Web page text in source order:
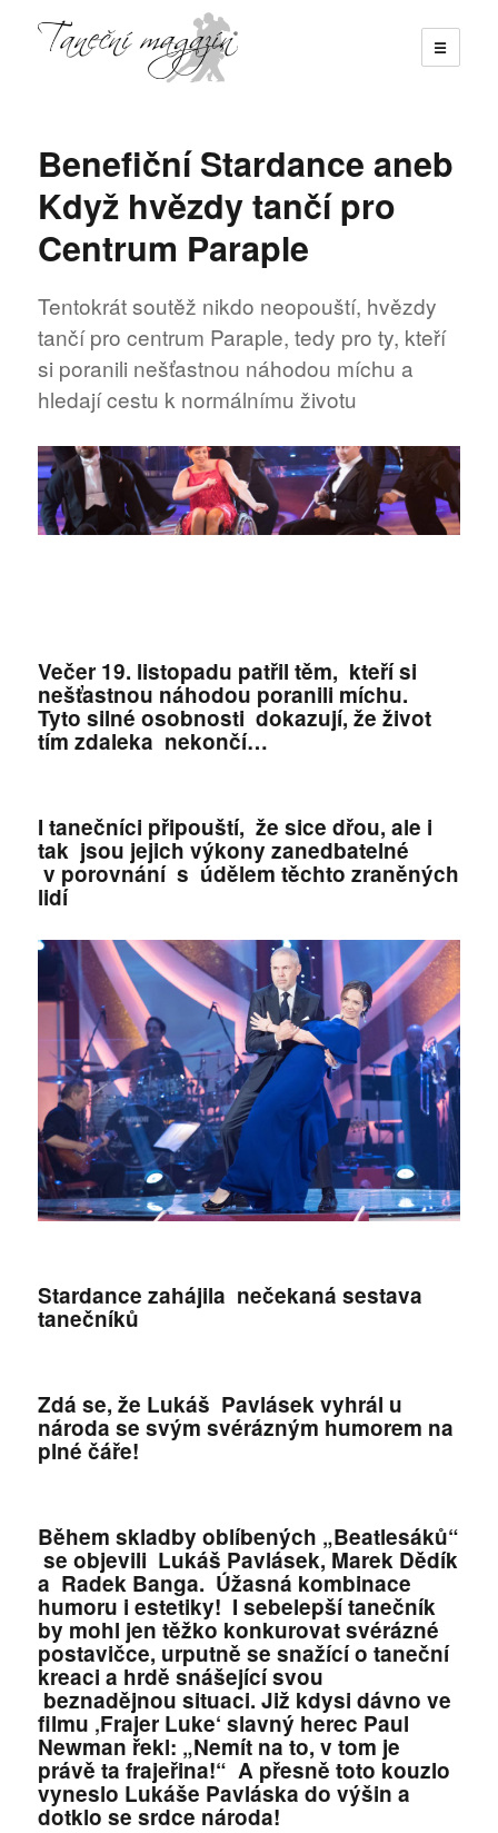
☰
Benefiční Stardance aneb
Když hvězdy tančí pro
Centrum Paraple
Tentokrát soutěž nikdo neopouští, hvězdy
tančí pro centrum Paraple, tedy pro ty, kteří
si poranili nešťastnou náhodou míchu a
hledají cestu k normálnímu životu
Večer 19. listopadu patřil těm, kteří si
nešťastnou náhodou poranili míchu.
Tyto silné osobnosti dokazují, že život
tím zdaleka nekončí…
I tanečníci připouští, že sice dřou, ale i
tak jsou jejich výkony zanedbatelné
v porovnání s údělem těchto zraněných
lidí
Stardance zahájila nečekaná sestava
tanečníků
Zdá se, že Lukáš Pavlásek vyhrál u
národa se svým svérázným humorem na
plné čáře!
Během skladby oblíbených „Beatlesáků“
se objevili Lukáš Pavlásek, Marek Dědík
a Radek Banga. Úžasná kombinace
humoru i estetiky! I sebelepší tanečník
by mohl jen těžko konkurovat svérázné
postavičce, urputně se snažící o taneční
kreaci a hrdě snášející svou
beznadějnou situaci. Již kdysi dávno ve
filmu ‚Frajer Luke‘ slavný herec Paul
Newman řekl: „Nemít na to, v tom je
právě ta frajeřina!“ A přesně toto kouzlo
vyneslo Lukáše Pavláska do výšin a
dotklo se srdce národa!